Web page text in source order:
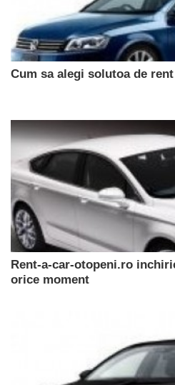
Cum sa alegi solutoa de
Rent-a-car-otopeni.ro
orice moment